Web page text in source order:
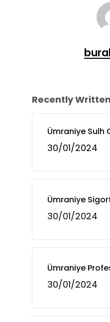
Recently Written
Ümraniye Sulh
30/01/2024
Ümraniye
30/01/2024
Ümraniye
30/01/2024